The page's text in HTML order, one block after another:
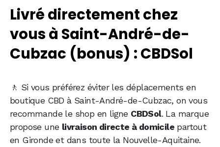
Livré directement chez
vous à Saint-André-de-
Cubzac (bonus) : CBDSol
🚶 Si vous préférez éviter les déplacements en
boutique CBD à Saint-André-de-Cubzac, on vous
recommande le shop en ligne CBDSol. La marque
propose une livraison directe à domicile partout
en Gironde et dans toute la Nouvelle-Aquitaine.